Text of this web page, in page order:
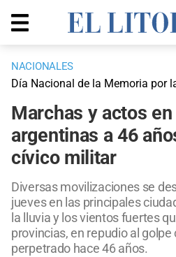
NACIONALES
Día Nacional de la Memoria por
Marchas y actos
argentinas a 46
cívico militar
Diversas movilizaciones se
jueves en las principales
la lluvia y los vientos fuertes
provincias, en repudio al
perpetrado hace 46 años.